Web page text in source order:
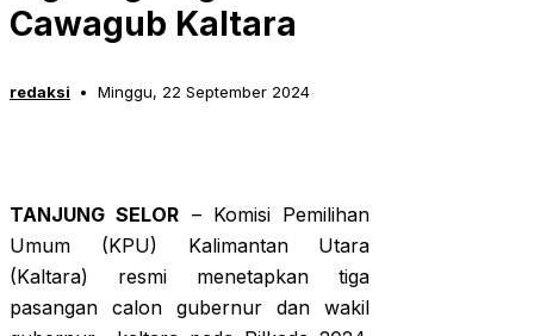
Cawagub Kaltara
redaksi Minggu, 22 September 2024
TANJUNG SELOR – Komisi Pemilihan
Umum (KPU) Kalimantan Utara
(Kaltara) resmi menetapkan tiga
pasangan calon gubernur dan wakil